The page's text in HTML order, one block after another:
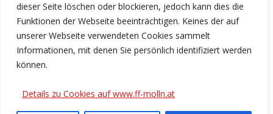
dieser Seite löschen oder blockieren, jedoch kann dies die
Funktionen der Webseite beeinträchtigen. Keines der auf
unserer Webseite verwendeten Cookies sammelt
Informationen, mit denen Sie persönlich identifiziert werden
können.
Details zu Cookies auf www.ff-molln.at
Tel.: 07584/2222
ff-molln@ki.ooelfv.at